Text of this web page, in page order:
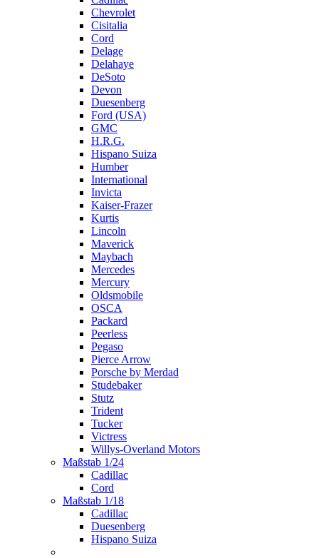
Chevrolet
Cisitalia
Cord
Delage
Delahaye
DeSoto
Devon
Duesenberg
Ford (USA)
GMC
H.R.G.
Hispano Suiza
Humber
International
Invicta
Kaiser-Frazer
Kurtis
Lincoln
Maverick
Maybach
Mercedes
Mercury
Oldsmobile
OSCA
Packard
Peerless
Pegaso
Pierce Arrow
Porsche by Merdad
Studebaker
Stutz
Trident
Tucker
Victress
Willys-Overland Motors
Maßstab 1/24
Cadillac
Cord
Maßstab 1/18
Cadillac
Duesenberg
Hispano Suiza